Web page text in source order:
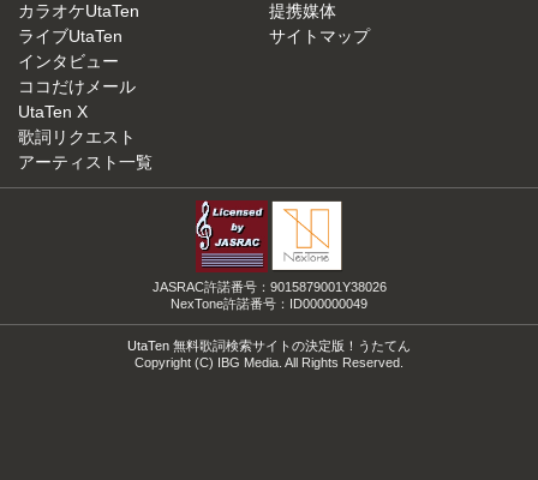
カラオケUtaTen
ライブUtaTen
インタビュー
ココだけメール
UtaTen X
歌詞リクエスト
アーティスト一覧
提携媒体
サイトマップ
JASRAC許諾番号：9015879001Y38026
NexTone許諾番号：ID000000049
UtaTen 無料歌詞検索サイトの決定版！うたてん
Copyright (C) IBG Media. All Rights Reserved.